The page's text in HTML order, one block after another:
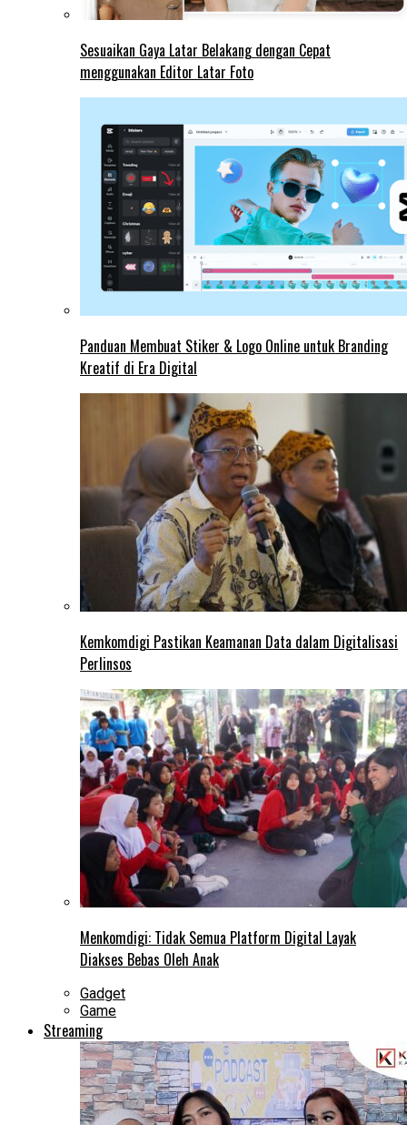
Sesuaikan Gaya Latar Belakang dengan Cepat
menggunakan Editor Latar Foto
Panduan Membuat Stiker & Logo Online untuk Branding
Kreatif di Era Digital
Kemkomdigi Pastikan Keamanan Data dalam Digitalisasi
Perlinsos
Menkomdigi: Tidak Semua Platform Digital Layak
Diakses Bebas Oleh Anak
Gadget
Game
Streaming